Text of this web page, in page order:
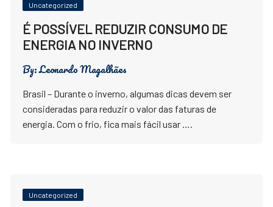
Uncategorized
É POSSÍVEL REDUZIR CONSUMO DE
ENERGIA NO INVERNO
By:Leonardo Magalhães
Brasil – Durante o inverno, algumas dicas devem ser
consideradas para reduzir o valor das faturas de
energia. Com o frio, fica mais fácil usar ….
Uncategorized